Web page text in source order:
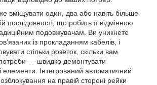
вміщувати один, два або навіть більше
послідовності, що робить її відмінною
подовжувачам. Ви уникнете
із прокладанням кабелів, і
стільки розеток, скільки вам
потреби — швидко демонтувати
елементи. Інтегрований автоматичний
на правій стороні рейки